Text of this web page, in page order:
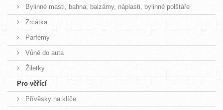
Bylinné masti, bahna, balzámy, náplasti, bylinné polštáře
Zrcátka
Parfémy
Vůně do auta
Žiletky
Pro věřící
Přívěsky na klíče